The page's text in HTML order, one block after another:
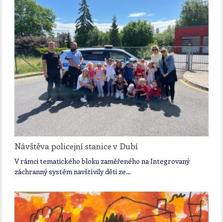
Návštěva policejní stanice v Dubí
V rámci tematického bloku zaměřeného na Integrovaný
záchranný systém navštívily děti ze…